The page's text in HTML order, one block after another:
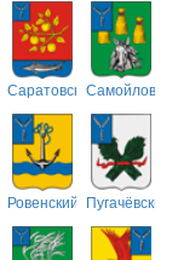
СаратовскийСамойловский
Ровенский Пугачёвский